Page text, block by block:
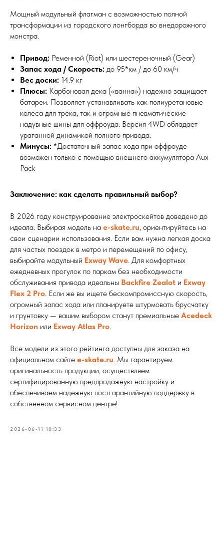
Мощный модульный флагман с возможностью полной
трансформации из городского лонгборда во внедорожного
монстра.
Привод: Ременной (Riot) или шестереночный (Gear)
Запас хода / Скорость: до 95*км / до 60 км/ч
Вес доски: 14.9 кг
Плюсы: Карбоновая дека («ванна») надежно защищает
батареи. Позволяет устанавливать как полиуретановые
колеса для трека, так и огромные пневматические
надувные шины для оффроуда. Версия 4WD обладает
ураганной динамикой полного привода.
Минусы: *Достаточный запас хода при оффроуде
возможен только с помощью внешнего аккумулятора Aux
Pack
Заключение: как сделать правильный выбор?
В 2026 году конструирование электроскейтов доведено до
идеала. Выбирая модель на e-skate.ru , ориентируйтесь на
свои сценарии использования. Если вам нужна легкая доска
для частых поездок в метро и перемещений по офису,
выбирайте модульный Exway Wave . Для комфортных
ежедневных прогулок по паркам без необходимости
обслуживания привода идеальны Backfire Zealot и Exway
Flex 2 Pro . Если же вы ищете бескомпромиссную скорость,
огромный запас хода или планируете штурмовать брусчатку
и грунтовку — вашим выбором станут премиальные Acedeck
Horizon или Exway Atlas Pro
Все модели из этого рейтинга доступны для заказа на
официальном сайте e-skate.ru . Мы гарантируем
оригинальность продукции, осуществляем
сертифицированную предпродажную настройку и
обеспечиваем надежную постгарантийную поддержку в
собственном сервисном центре!
2026-06-11 10:33